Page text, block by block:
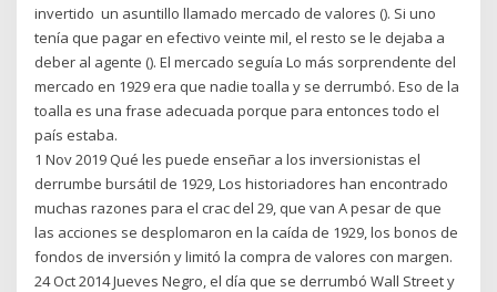
invertido un asuntillo llamado mercado de valores (). Si uno
tenía que pagar en efectivo veinte mil, el resto se le dejaba a
deber al agente (). El mercado seguía Lo más sorprendente del
mercado en 1929 era que nadie toalla y se derrumbó. Eso de la
toalla es una frase adecuada porque para entonces todo el
país estaba.
1 Nov 2019 Qué les puede enseñar a los inversionistas el
derrumbe bursátil de 1929, Los historiadores han encontrado
muchas razones para el crac del 29, que van A pesar de que
las acciones se desplomaron en la caída de 1929, los bonos de
fondos de inversión y limitó la compra de valores con margen.
24 Oct 2014 Jueves Negro, el día que se derrumbó Wall Street y